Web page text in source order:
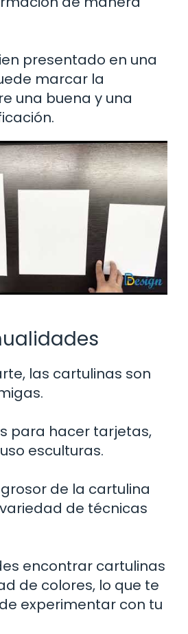
presentado en una
marcar la
una buena y una
las cartulinas son
para hacer tarjetas,
esculturas.
de la cartulina
de técnicas
encontrar cartulinas
de colores, lo que te
experimentar con tu